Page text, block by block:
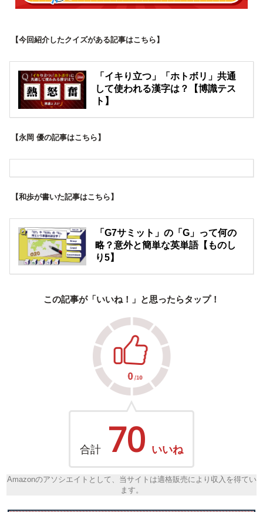
【今回紹介したクイズがある記事はこちら】
「イキり立つ」「ホトボリ」共通
して使われる漢字は？【博識テス
ト】
【永岡 優の記事はこちら】
【和歩が書いた記事はこちら】
「G7サミット」の「G」って何の
略？意外と簡単な英単語【ものし
り5】
この記事が「いいね！」と思ったらタップ！
合計 70 いいね
Amazonのアソシエイトとして、当サイトは適格販売により収入を得てい
ます。